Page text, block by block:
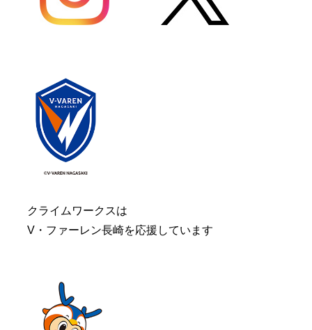
クライムワークスは
V・ファーレン長崎を応援しています